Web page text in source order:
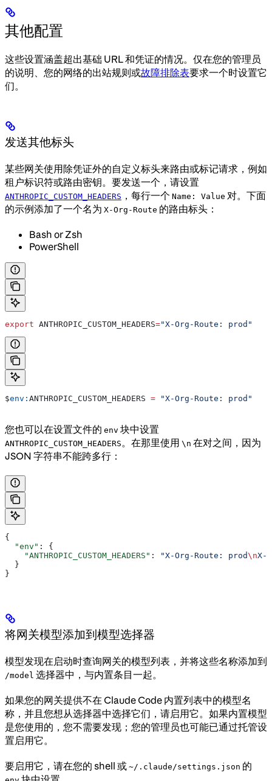
其他配置
这些设置涵盖超出基础 URL 和凭证的情况。仅在您的管理员
的说明、您的网络的出站规则或故障排除表要求一个时设置它
们。
发送其他标头
某些网关使用除凭证外的自定义标头来路由或标记请求，例如
租户标识符或路由密钥。要发送一个，请设置
ANTHROPIC_CUSTOM_HEADERS ，每行一个 Name: Value 对。下面
的示例添加了一个名为 X-Org-Route 的路由标头：
Bash or Zsh
PowerShell
export ANTHROPIC_CUSTOM_HEADERS="X-Org-Route: prod"
$env: ANTHROPIC_CUSTOM_HEADERS = "X-Org-Route: prod"
您也可以在设置文件的 env 块中设置
ANTHROPIC_CUSTOM_HEADERS。在那里使用 \n 在对之间，因为
JSON 字符串不能跨多行：
{
  "env"
: {
    "ANTHROPIC_CUSTOM_HEADERS"
: "X-Org-Route: prod\nX-
  }
}
将网关模型添加到模型选择器
模型发现在启动时查询网关的模型列表，并将这些名称添加到
/model 选择器中，与内置条目一起。
如果您的网关提供不在 Claude Code 内置列表中的模型名
称，并且您想从选择器中选择它们，请启用它。如果内置模型
是您使用的，您不需要发现；您的管理员也可能已通过托管设
置启用它。
要启用它，请在您的 shell 或 ~/.claude/settings.json 的